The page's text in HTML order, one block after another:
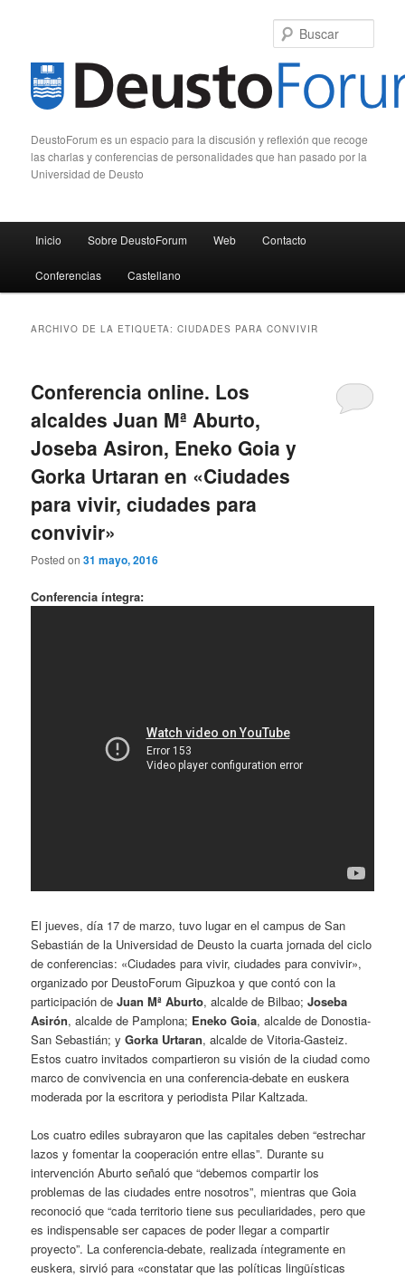
DeustoForum es un espacio para la discusión y reflexión que recoge
las charlas y conferencias de personalidades que han pasado por la
Universidad de Deusto
Ir al contenido principal
Ir al contenido secundario
Inicio Sobre DeustoForum Web Contacto
Conferencias Castellano
ARCHIVO DE LA ETIQUETA:CIUDADES PARA CONVIVIR
Conferencia online. Los
alcaldes Juan Mª Aburto,
Joseba Asiron, Eneko Goia y
Gorka Urtaran en «Ciudades
para vivir, ciudades para
convivir»
Posted on31 mayo, 2016
Conferencia íntegra:
El jueves, día 17 de marzo, tuvo lugar en el campus de San
Sebastián de la Universidad de Deusto la cuarta jornada del ciclo
de conferencias: «Ciudades para vivir, ciudades para convivir»,
organizado por DeustoForum Gipuzkoa y que contó con la
participación deJuan Mª Aburto, alcalde de Bilbao;Joseba
Asirón, alcalde de Pamplona; Eneko Goia, alcalde de Donostia-
San Sebastián; yGorka Urtaran, alcalde de Vitoria-Gasteiz.
Estos cuatro invitados compartieron su visión de la ciudad como
marco de convivencia en una conferencia-debate en euskera
moderada por la escritora y periodista Pilar Kaltzada.
Los cuatro ediles subrayaron que las capitales deben “estrechar
lazos y fomentar la cooperación entre ellas”. Durante su
intervención Aburto señaló que “debemos compartir los
problemas de las ciudades entre nosotros”, mientras que Goia
reconoció que “cada territorio tiene sus peculiaridades, pero que
es indispensable ser capaces de poder llegar a compartir
proyecto”. La conferencia-debate, realizada íntegramente en
euskera, sirvió para «constatar que las políticas lingüísticas